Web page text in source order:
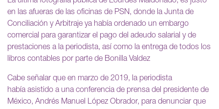
en las afueras de las oficinas de PSN, donde la Junta de
Conciliación y Arbitraje ya había ordenado un embargo
comercial para garantizar el pago del adeudo salarial y de
prestaciones a la periodista, así como la entrega de todos los
libros contables por parte de Bonilla Valdez
Cabe señalar que en marzo de 2019, la periodista
había asistido a una conferencia de prensa del presidente de
México, Andrés Manuel López Obrador, para denunciar que